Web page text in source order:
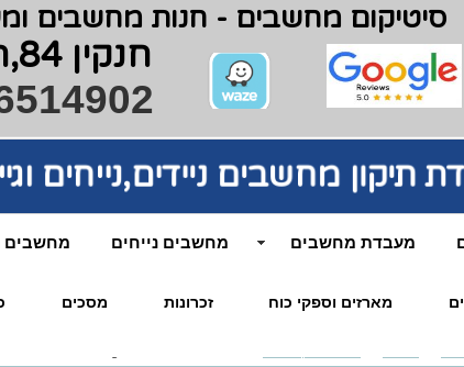
מעבדת מחשבים מחשבים נייחים מחשבים
מארזים וספקי כוח זכרונות מסכים
סיטיקום מחשבים - חנות מחשבים
חנקין 84,חולון
תיקון מחשביםניידים,נייחים